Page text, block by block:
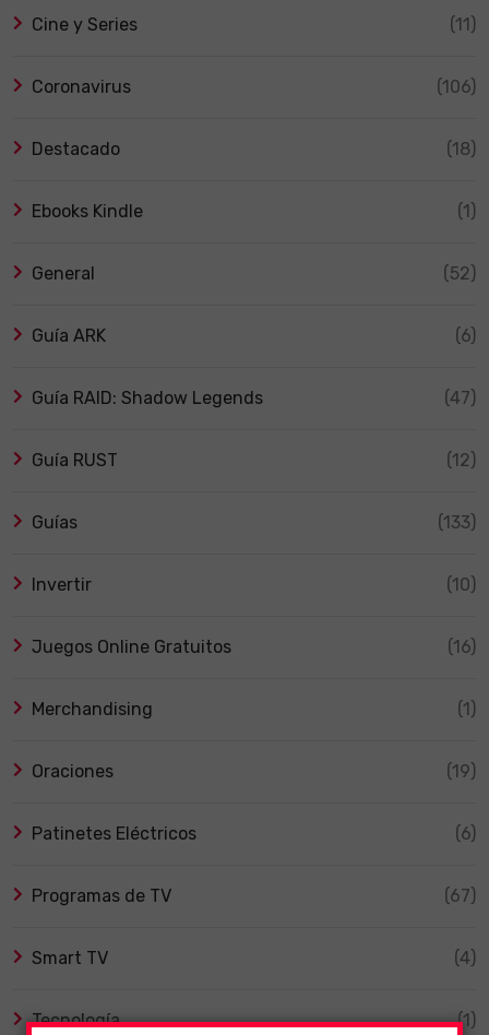
Cine y Series (11)
Coronavirus (106)
Destacado (18)
Ebooks Kindle (1)
General (52)
Guía ARK (6)
Guía RAID: Shadow Legends (47)
Guía RUST (12)
Guías (133)
Invertir (10)
Juegos Online Gratuitos (16)
Merchandising (1)
Oraciones (19)
Patinetes Eléctricos (6)
Programas de TV (67)
Smart TV (4)
Tecnología (1)